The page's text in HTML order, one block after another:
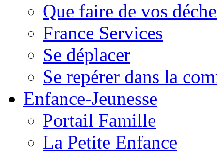
Que faire de vos
France Services
Se déplacer
Se repérer dans la
Enfance-Jeunesse
Portail Famille
La Petite Enfance